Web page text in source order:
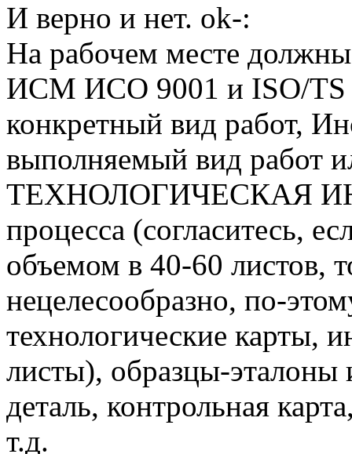
И верно и нет.
На рабочем месте
ИСМ ИСО 9001 и ISO/TS
конкретный вид работ,
выполняемый вид работ
ТЕХНОЛОГИЧЕСКАЯ
процесса (согласитесь,
объемом в 40-60 листов,
нецелесообразно, по-
технологические карты,
листы), образцы-эталоны
деталь, контрольная
т.д.